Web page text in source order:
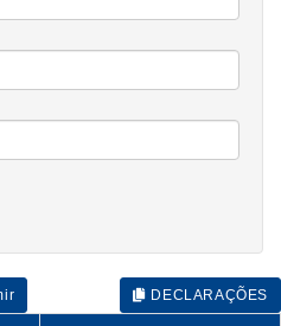
DECLARAÇÕES